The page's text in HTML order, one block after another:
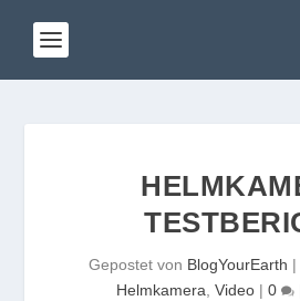
Gepostet von BlogYourEarth |
Helmkamera Video| 0